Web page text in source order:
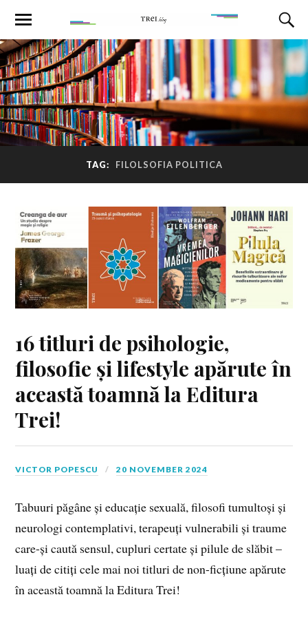
TAG: FILOLSOFIA POLITICA
16 titluri de psihologie,
filosofie și lifestyle apărute în
această toamnă la Editura
Trei!
VICTOR POPESCU 20 NOVEMBER 2024
Tabuuri păgâne și educație sexuală, filosofi tumultoși și
neurologi contemplativi, terapeuți vulnerabili și traume
care-și caută sensul, cupluri certate și pilule de slăbit –
luați de citiți cele mai noi titluri de non-ficțiune apărute
în această toamnă la Editura Trei!